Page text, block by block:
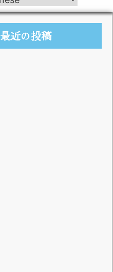
最近の投稿